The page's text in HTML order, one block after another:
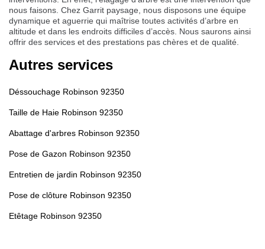
nous faisons. Chez Garrit paysage, nous disposons une équipe
dynamique et aguerrie qui maîtrise toutes activités d’arbre en
altitude et dans les endroits difficiles d’accès. Nous saurons ainsi
offrir des services et des prestations pas chères et de qualité.
Autres services
Déssouchage Robinson 92350
Taille de Haie Robinson 92350
Abattage d'arbres Robinson 92350
Pose de Gazon Robinson 92350
Entretien de jardin Robinson 92350
Pose de clôture Robinson 92350
Etêtage Robinson 92350